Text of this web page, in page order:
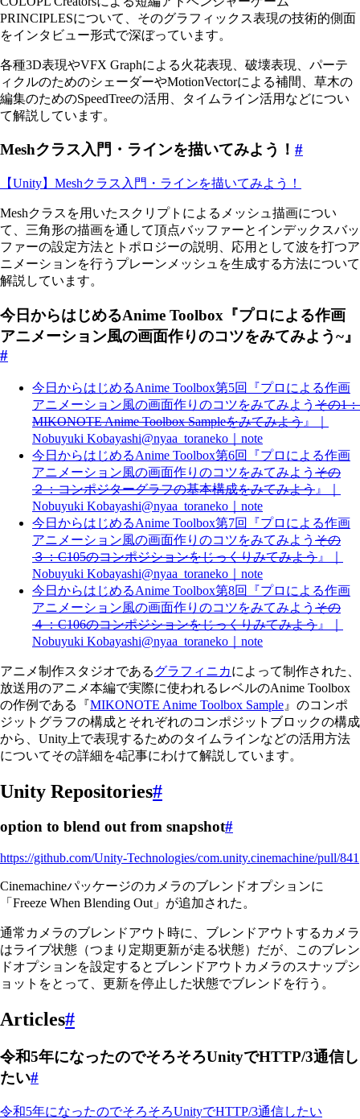
PRINCIPLESについて、そのグラフィックス表現の技術的側面
をインタビュー形式で深ぼっています。
各種3D表現やVFX Graphによる火花表現、破壊表現、パーテ
ィクルのためのシェーダーやMotionVectorによる補間、草木の
編集のためのSpeedTreeの活用、タイムライン活用などについ
て解説しています。
Meshクラス入門・ラインを描いてみよう！ #
【Unity】Meshクラス入門・ラインを描いてみよう！
Meshクラスを用いたスクリプトによるメッシュ描画につい
て、三角形の描画を通して頂点バッファーとインデックスバッ
ファーの設定方法とトポロジーの説明、応用として波を打つア
ニメーションを行うプレーンメッシュを生成する方法について
解説しています。
今日からはじめるAnime Toolbox『プロによる作画
アニメーション風の画面作りのコツをみてみよう~』
#
今日からはじめるAnime Toolbox第5回『プロによる作画
アニメーション風の画面作りのコツをみてみよう その1：
MIKONOTE Anime Toolbox Sampleをみてみよう 』｜
Nobuyuki Kobayashi@nyaa_toraneko｜note
今日からはじめるAnime Toolbox第6回『プロによる作画
アニメーション風の画面作りのコツをみてみよう その
２：コンポジターグラフの基本構成をみてみよう 』｜
Nobuyuki Kobayashi@nyaa_toraneko｜note
今日からはじめるAnime Toolbox第7回『プロによる作画
アニメーション風の画面作りのコツをみてみよう その
３：C105のコンポジションをじっくりみてみよう 』｜
Nobuyuki Kobayashi@nyaa_toraneko｜note
今日からはじめるAnime Toolbox第8回『プロによる作画
アニメーション風の画面作りのコツをみてみよう その
４：C106のコンポジションをじっくりみてみよう 』｜
Nobuyuki Kobayashi@nyaa_toraneko｜note
アニメ制作スタジオであるグラフィニカによって制作された、
放送用のアニメ本編で実際に使われるレベルのAnime Toolbox
の作例である『MIKONOTE Anime Toolbox Sample 』のコンポ
ジットグラフの構成とそれぞれのコンポジットブロックの構成
から、Unity上で表現するためのタイムラインなどの活用方法
についてその詳細を4記事にわけて解説しています。
Unity Repositories#
option to blend out from snapshot#
https://github.com/Unity-Technologies/com.unity.cinemachine/pull/841
Cinemachineパッケージのカメラのブレンドオプションに
「Freeze When Blending Out」が追加された。
通常カメラのブレンドアウト時に、ブレンドアウトするカメラ
はライブ状態（つまり定期更新が走る状態）だが、このブレン
ドオプションを設定するとブレンドアウトカメラのスナップシ
ョットをとって、更新を停止した状態でブレンドを行う。
Articles#
令和5年になったのでそろそろUnityでHTTP/3通信し
たい#
令和5年になったのでそろそろUnityでHTTP/3通信したい